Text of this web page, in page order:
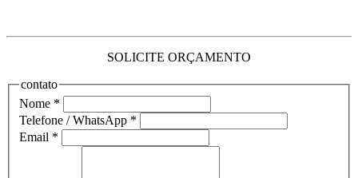
SOLICITE ORÇAMENTO
contato
Nome *
Telefone / WhatsApp *
Email *